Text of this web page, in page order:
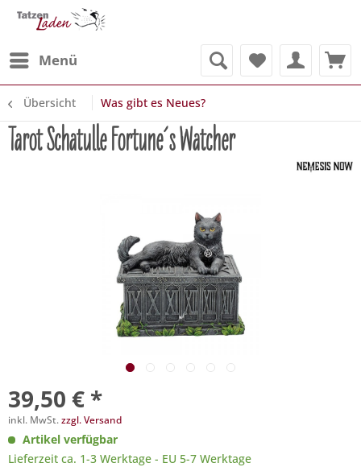
Menü
Übersicht Was gibt es Neues?
Tarot Schatulle Fortune´s Watcher
39,50 € *
inkl. MwSt.zzgl. Versand
Artikel verfügbar
Lieferzeit ca. 1-3 Werktage - EU 5-7 Werktage